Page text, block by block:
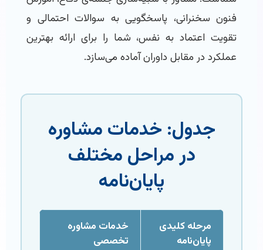
فنون سخنرانی، پاسخگویی به سوالات احتمالی و
تقویت اعتماد به نفس، شما را برای ارائه بهترین
عملکرد در مقابل داوران آماده می‌سازد.
جدول: خدمات مشاوره
در مراحل مختلف
پایان‌نامه
مرحله کلیدی
پایان‌نامه
خدمات مشاوره
تخصصی